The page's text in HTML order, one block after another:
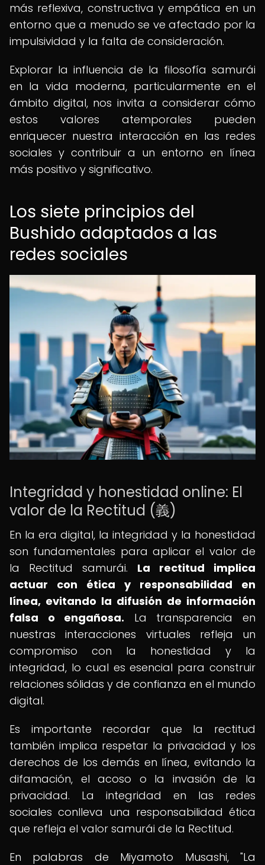
más reflexiva, constructiva y empática en un
entorno que a menudo se ve afectado por la
impulsividad y la falta de consideración.
Explorar la influencia de la filosofía samurái
en la vida moderna, particularmente en el
ámbito digital, nos invita a considerar cómo
estos valores atemporales pueden
enriquecer nuestra interacción en las redes
sociales y contribuir a un entorno en línea
más positivo y significativo.
Los siete principios del
Bushido adaptados a las
redes sociales
Integridad y honestidad online: El
valor de la Rectitud (義)
En la era digital, la integridad y la honestidad
son fundamentales para aplicar el valor de
la Rectitud samurái. La rectitud implica
actuar con ética y responsabilidad en
línea, evitando la difusión de información
falsa o engañosa. La transparencia en
nuestras interacciones virtuales refleja un
compromiso con la honestidad y la
integridad, lo cual es esencial para construir
relaciones sólidas y de confianza en el mundo
digital.
Es importante recordar que la rectitud
también implica respetar la privacidad y los
derechos de los demás en línea, evitando la
difamación, el acoso o la invasión de la
privacidad. La integridad en las redes
sociales conlleva una responsabilidad ética
que refleja el valor samurái de la Rectitud.
En palabras de Miyamoto Musashi, "La